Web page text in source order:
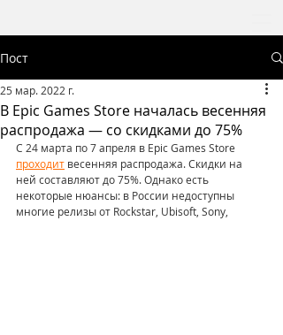
Пост
В Epic Games Store началась весенняя
распродажа — со скидками до 75%
25 мар. 2022 г.
С 24 марта по 7 апреля в Epic Games Store
проходит весенняя распродажа. Скидки на
ней составляют до 75%. Однако есть
некоторые нюансы: в России недоступны
многие релизы от Rockstar, Ubisoft, Sony,